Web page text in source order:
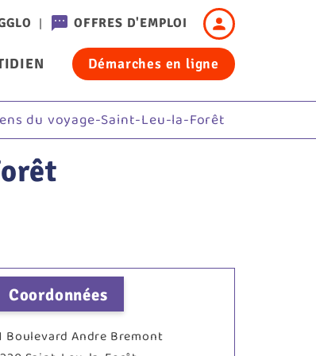
OFFRES D'EMPLOI
Header
-
Connexion
Démarches en ligne
du voyage-Saint-Leu-la-Forêt
Coordonnées
Boulevard Andre Bremont